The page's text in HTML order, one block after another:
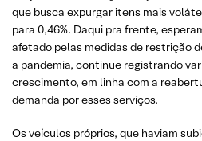
que busca expurgar itens mais
para 0,46%. Daqui pra frente,
afetado pelas medidas de restrição
a pandemia, continue registrando
crescimento, em linha com a
demanda por esses serviços.
Os veículos próprios, que haviam